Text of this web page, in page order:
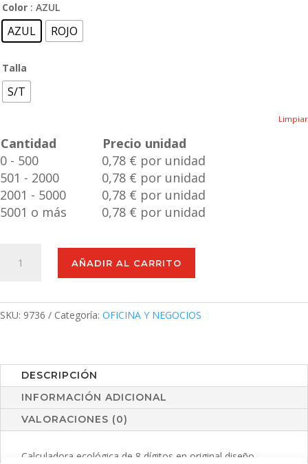
Color : AZUL
AZUL ROJO
Talla
S/T
Limpiar
Cantidad
Precio unidad
0 - 500
0,78 € por unidad
501 - 2000
0,78 € por unidad
2001 - 5000
0,78 € por unidad
5001 o más
0,78 € por unidad
Ozone
AÑADIR AL CARRITO
SKU: 9736 Categoría: OFICINA Y NEGOCIOS
DESCRIPCIÓN
INFORMACIÓN ADICIONAL
VALORACIONES (0)
Calculadora ecológica de 8 dígitos en original diseño